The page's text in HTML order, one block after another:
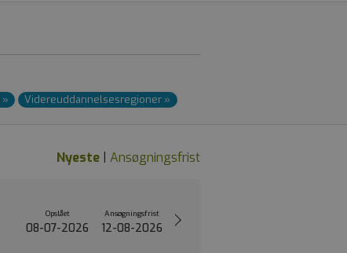
» Videre­uddannelses­regioner »
Nyeste Ansøgningsfrist
Opslået
08-07-2026
Ansøgningsfrist
12-08-2026